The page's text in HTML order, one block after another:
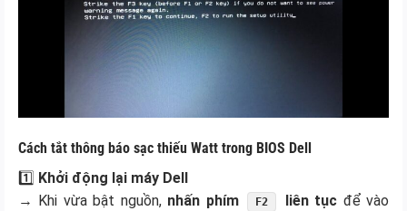
Cách tắt thông báo sạc thiếu Watt trong BIOS Dell
1️⃣ Khởi động lại máy Dell
→ Khi vừa bật nguồn, nhấn phím F2 liên tục để vào